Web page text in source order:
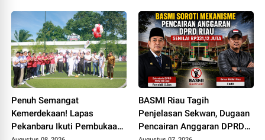
Penuh Semangat
Kemerdekaan! Lapas
Pekanbaru Ikuti Pembukaan
BASMI Riau Tagih
Penjelasan Sekwan, Dugaan
Pencairan Anggaran DPRD